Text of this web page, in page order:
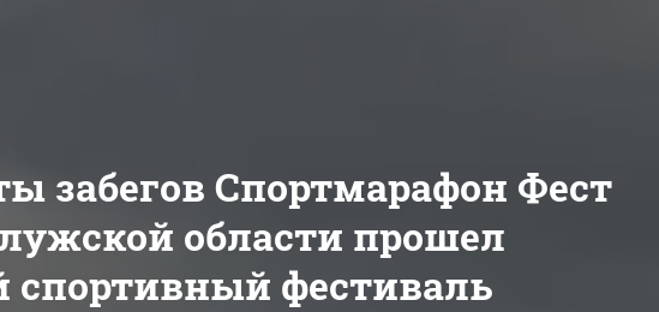
забегов Спортмарафон Фест
области прошел
спортивный фестиваль